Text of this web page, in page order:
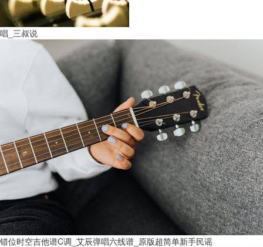
唱_三叔说
错位时空吉他谱C调_艾辰弹唱六线谱_原版超简单新手民谣